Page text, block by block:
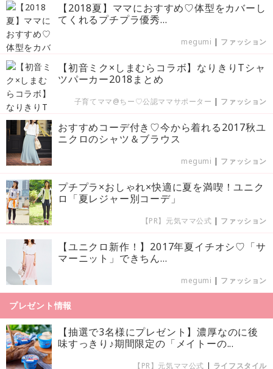
【2018夏】ママにおすすめ♡体型をカバーし
てくれるプチプラ優秀...
megumi | ファッション
【初音ミク×しまむらコラボ】なりきりTシャ
ツパーカー2018まとめ
子育てママ@ちー♡公認ママサポーター | ファッション
おすすめコーデ付き♡今から着れる2017秋ユ
ニクロのシャツ＆ブラウス
megumi | ファッション
プチプラ×おしゃれ×快適に夏を満喫！ユニク
ロ「夏レジャー別コーデ」
【PR】元気ママ公式 | ファッション
【ユニクロ新作！】2017年夏イチオシ♡「サ
マーニット」できちん...
megumi | ファッション
プレゼント情報
【抽選で3名様にプレゼント】濃厚なのに後
味すっきり♪期間限定の「メイトーの...
【PR】元気ママ公式 | ライフスタイル